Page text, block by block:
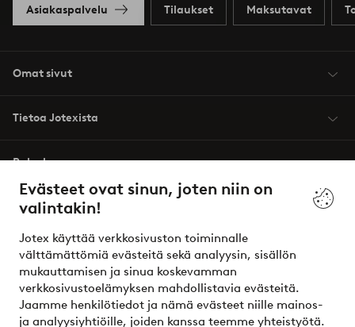
Evästeet ovat sinun, joten niin on
valintakin!
Jotex käyttää verkkosivuston toiminnalle
välttämättömiä evästeitä sekä analyysin, sisällön
mukauttamisen ja sinua koskevamman
verkkosivustoelämyksen mahdollistavia evästeitä.
Jaamme henkilötiedot ja nämä evästeet niille mainos-
ja analyysiyhtiöille, joiden kanssa teemme yhteistyötä.
Asiakaspalvelu Tilaukset Maksutavat
Omat sivut
Tietoa Jotexista
Palvelumme
Ehdot
Ystävät
Turvalliset maksut – maksa nyt tai erissä